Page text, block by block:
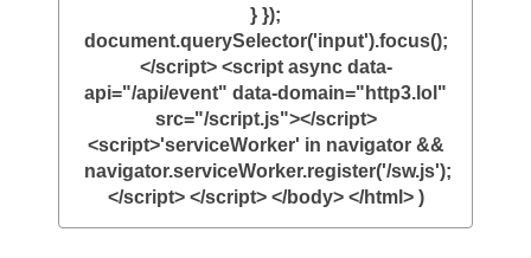
} });
document.querySelector('input').focus();
</script> <script async data-
api="/api/event" data-domain="http3.lol"
src="/script.js"></script>
<script>'serviceWorker' in navigator &&
navigator.serviceWorker.register('/sw.js');
</script> </script> </body> </html> )